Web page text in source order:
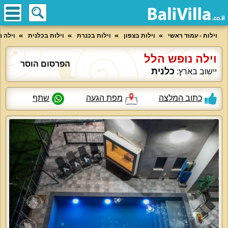
וילות - עמוד ראשי וילות בצפון וילות בכנרת וילות בכלנית וילה
וילה נופש הלל
יישוב בארץ: כלנית
הפרסום הוסר
כתוב המלצה מפת הגעה שתף